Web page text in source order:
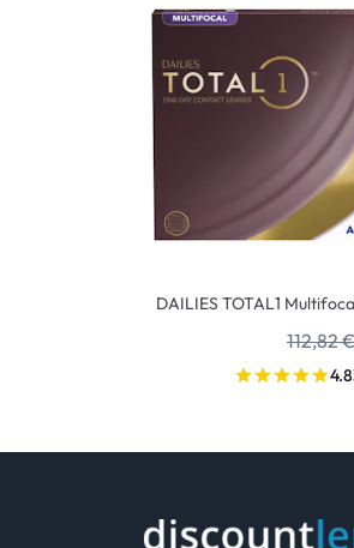
DAILIES TOTAL1
112,82